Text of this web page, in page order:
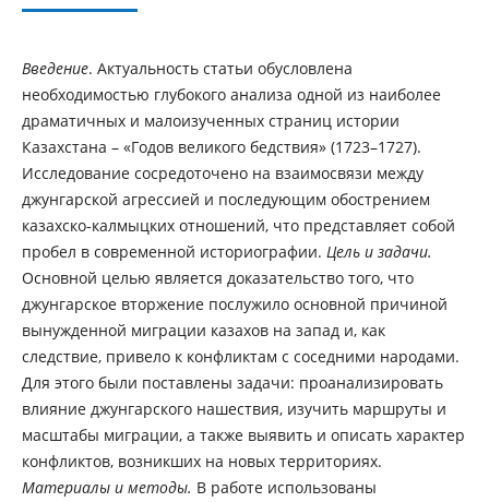
Введение. Актуальность статьи обусловлена
необходимостью глубокого анализа одной из наиболее
драматичных и малоизученных страниц истории
Казахстана – «Годов великого бедствия» (1723–1727).
Исследование сосредоточено на взаимосвязи между
джунгарской агрессией и последующим обострением
казахско-калмыцких отношений, что представляет собой
пробел в современной историографии. Цель и задачи.
Основной целью является доказательство того, что
джунгарское вторжение послужило основной причиной
вынужденной миграции казахов на запад и, как
следствие, привело к конфликтам с соседними народами.
Для этого были поставлены задачи: проанализировать
влияние джунгарского нашествия, изучить маршруты и
масштабы миграции, а также выявить и описать характер
конфликтов, возникших на новых территориях.
Материалы и методы. В работе использованы